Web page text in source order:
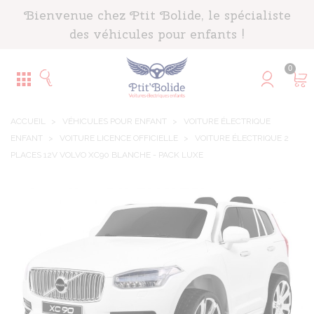
Bienvenue chez Ptit Bolide, le spécialiste
des véhicules pour enfants !
0
ACCUEIL > VÉHICULES POUR ENFANT >
VOITURE ÉLECTRIQUE
ENFANT
> VOITURE LICENCE OFFICIELLE >
VOITURE ÉLECTRIQUE 2
PLACES 12V VOLVO XC90 BLANCHE - PACK LUXE